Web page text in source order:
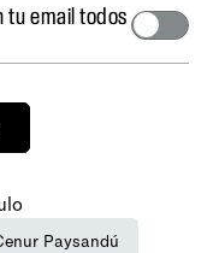
tu email todos
Paysandú